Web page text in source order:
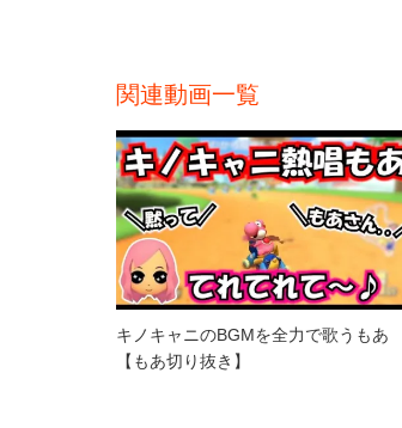
関連動画一覧
キノキャニのBGMを全力で歌うもあ
【もあ切り抜き】